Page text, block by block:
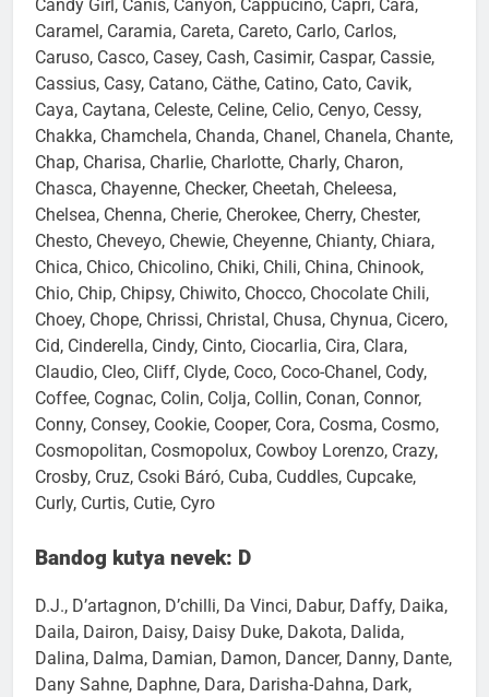
Candy Girl, Canis, Canyon, Cappucino, Capri, Cara,
Caramel, Caramia, Careta, Careto, Carlo, Carlos,
Caruso, Casco, Casey, Cash, Casimir, Caspar, Cassie,
Cassius, Casy, Catano, Cäthe, Catino, Cato, Cavik,
Caya, Caytana, Celeste, Celine, Celio, Cenyo, Cessy,
Chakka, Chamchela, Chanda, Chanel, Chanela, Chante,
Chap, Charisa, Charlie, Charlotte, Charly, Charon,
Chasca, Chayenne, Checker, Cheetah, Cheleesa,
Chelsea, Chenna, Cherie, Cherokee, Cherry, Chester,
Chesto, Cheveyo, Chewie, Cheyenne, Chianty, Chiara,
Chica, Chico, Chicolino, Chiki, Chili, China, Chinook,
Chio, Chip, Chipsy, Chiwito, Chocco, Chocolate Chili,
Choey, Chope, Chrissi, Christal, Chusa, Chynua, Cicero,
Cid, Cinderella, Cindy, Cinto, Ciocarlia, Cira, Clara,
Claudio, Cleo, Cliff, Clyde, Coco, Coco-Chanel, Cody,
Coffee, Cognac, Colin, Colja, Collin, Conan, Connor,
Conny, Consey, Cookie, Cooper, Cora, Cosma, Cosmo,
Cosmopolitan, Cosmopolux, Cowboy Lorenzo, Crazy,
Crosby, Cruz, Csoki Báró, Cuba, Cuddles, Cupcake,
Curly, Curtis, Cutie, Cyro
Bandog kutya nevek: D
D.J., D’artagnon, D’chilli, Da Vinci, Dabur, Daffy, Daika,
Daila, Dairon, Daisy, Daisy Duke, Dakota, Dalida,
Dalina, Dalma, Damian, Damon, Dancer, Danny, Dante,
Dany Sahne, Daphne, Dara, Darisha-Dahna, Dark,